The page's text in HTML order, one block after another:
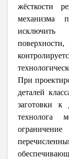
жёсткости
механизма
исключить
При
деталей
заготовки к
технолога